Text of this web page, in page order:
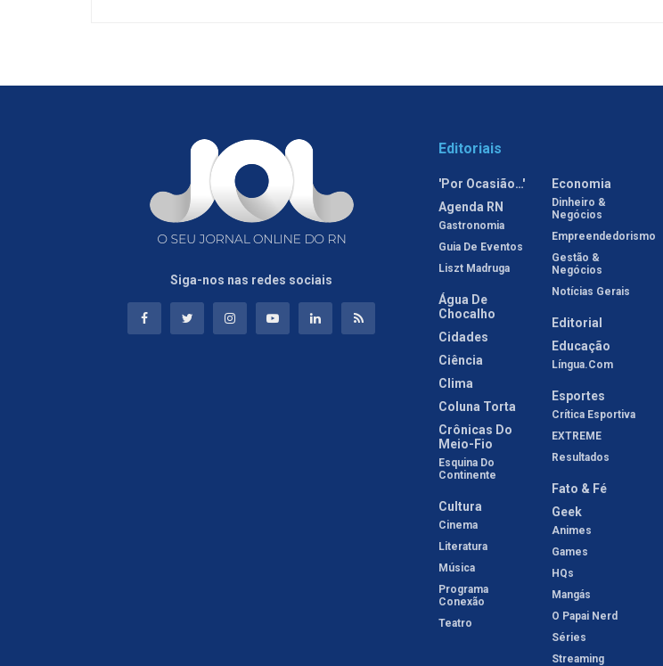
Siga-nos nas redes sociais
Editoriais
'Por Ocasião…'
Agenda RN
Gastronomia
Guia De Eventos
Liszt Madruga
Água De
Chocalho
Cidades
Ciência
Clima
Coluna Torta
Crônicas Do
Meio-Fio
Esquina Do
Continente
Cultura
Cinema
Literatura
Música
Programa
Conexão
Teatro
Economia
Dinheiro &
Negócios
Empreendedorismo
Gestão &
Negócios
Notícias Gerais
Editorial
Educação
Língua.com
Esportes
Crítica Esportiva
EXTREME
Resultados
Fato & Fé
Geek
Animes
Games
HQs
Mangás
O Papai Nerd
Séries
Streaming